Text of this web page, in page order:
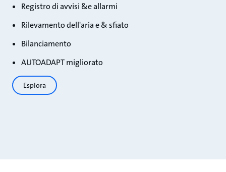
Registro di avvisi &e allarmi
Rilevamento dell'aria e & sfiato
Bilanciamento
AUTOADAPT migliorato
Esplora